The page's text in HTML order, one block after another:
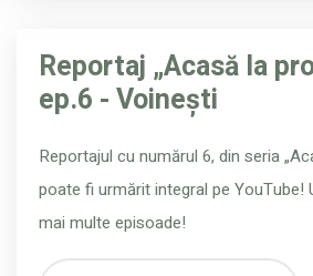
Reportaj „Acasă la
ep.6 - Voinești
Reportajul cu numărul 6, din seria
poate fi urmărit integral pe YouTube!
mai multe episoade!